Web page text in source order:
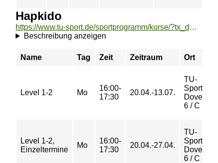
Hapkido
https://www.tu-sport.de/sportprogramm/kurse/?tx_dwzeh_courses%5Baction%5D=show&tx_dwzeh_courses%5BsportsDescription%5D=34&cHash=fba7caa5ba334677c2ef876bc4efe772
Beschreibung anzeigen
Name Tag Zeit Zeitraum Ort
Level 1-2 Mo
16:00-
17:30
20.04.-13.07.
TU-
6 / C
Level 1-2,
Einzeltermine
Mo
16:00-
17:30
20.04.-27.04.
TU-
6 / C